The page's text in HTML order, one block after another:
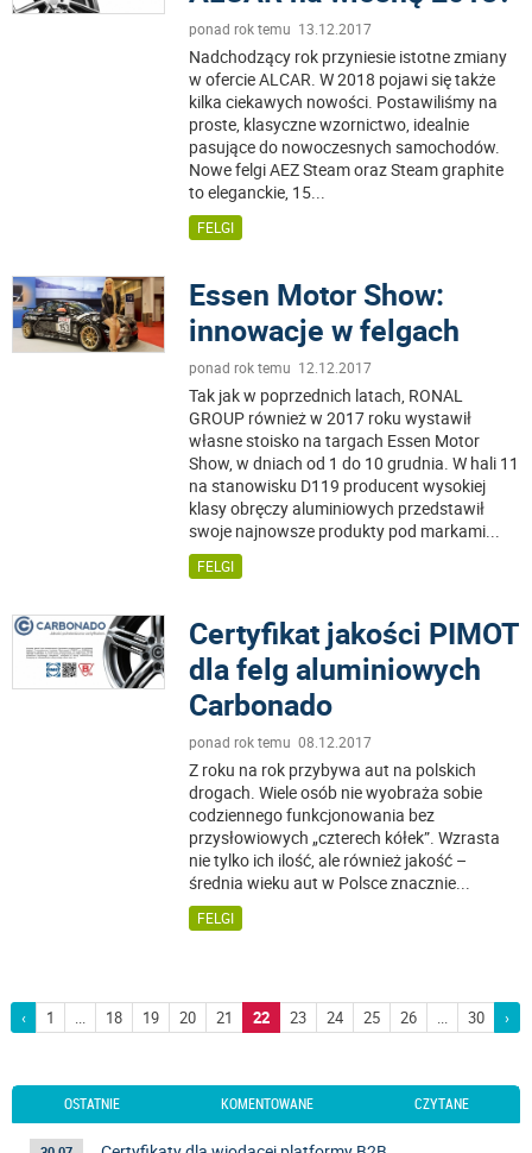
ponad rok temu 13.12.2017
Nadchodzący rok przyniesie istotne zmiany
w ofercie ALCAR. W 2018 pojawi się także
kilka ciekawych nowości. Postawiliśmy na
proste, klasyczne wzornictwo, idealnie
pasujące do nowoczesnych samochodów.
Nowe felgi AEZ Steam oraz Steam graphite
to eleganckie, 15...
FELGI
Essen Motor Show:
innowacje w felgach
ponad rok temu 12.12.2017
Tak jak w poprzednich latach, RONAL
GROUP również w 2017 roku wystawił
własne stoisko na targach Essen Motor
Show, w dniach od 1 do 10 grudnia. W hali 11
na stanowisku D119 producent wysokiej
klasy obręczy aluminiowych przedstawił
swoje najnowsze produkty pod markami...
FELGI
Certyfikat jakości PIMOT
dla felg aluminiowych
Carbonado
ponad rok temu 08.12.2017
Z roku na rok przybywa aut na polskich
drogach. Wiele osób nie wyobraża sobie
codziennego funkcjonowania bez
przysłowiowych „czterech kółek”. Wzrasta
nie tylko ich ilość, ale również jakość –
średnia wieku aut w Polsce znacznie...
FELGI
‹ 1 ... 18 19 20 21 22 23 24 25 26 ... 30 ›
OSTATNIE KOMENTOWANE CZYTANE